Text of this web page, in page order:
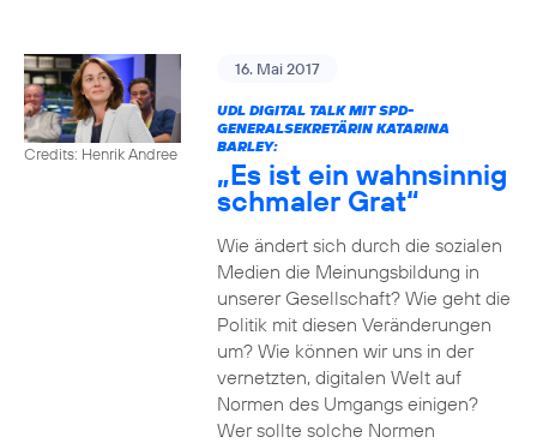
Credits: Henrik Andree
16. Mai 2017
UDL DIGITAL TALK MIT SPD-
GENERALSEKRETÄRIN KATARINA
BARLEY:
„Es ist ein wahnsinnig
schmaler Grat“
Wie ändert sich durch die sozialen
Medien die Meinungsbildung in
unserer Gesellschaft? Wie geht die
Politik mit diesen Veränderungen
um? Wie können wir uns in der
vernetzten, digitalen Welt auf
Normen des Umgangs einigen?
Wer sollte solche Normen